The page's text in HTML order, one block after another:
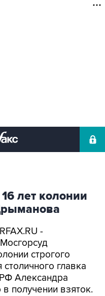
лет колонии
-
строгого
главка
Александра
получении взяток.